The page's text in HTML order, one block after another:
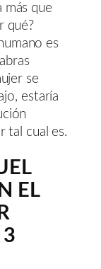
más que
qué?
es
se
estaría
tal cual es.
EL
3